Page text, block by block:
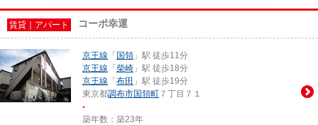
賃貸｜アパート コーポ幸運
京王線 「 国領 」駅 徒歩11分
京王線 「 柴崎 」駅 徒歩18分
京王線 「 布田 」駅 徒歩19分
東京都調布市国領町 ７丁目７１
-
築年数：築23年